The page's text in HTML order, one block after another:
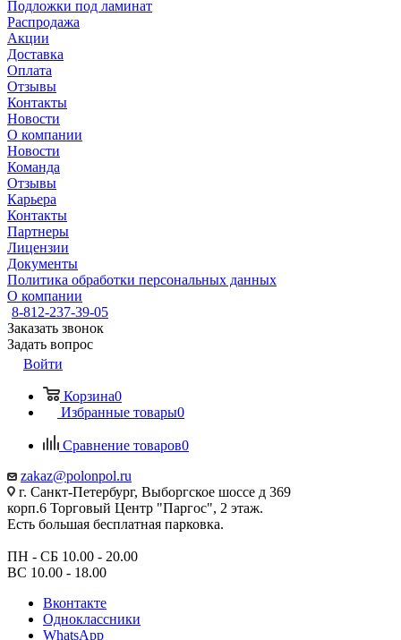
Подложки под ламинат
Распродажа
Акции
Доставка
Оплата
Отзывы
Контакты
Новости
О компании
Новости
Команда
Отзывы
Карьера
Контакты
Партнеры
Лицензии
Документы
Политика обработки персональных данных
О компании
8-812-237-39-05
Заказать звонок
Задать вопрос
Войти
Корзина0
Избранные товары0
Сравнение товаров0
zakaz@polonpol.ru
г. Санкт-Петербург, Выборгское шоссе д 369
корп.6 Торговый Центр "Паргос", 2 этаж.
Есть большая бесплатная парковка.
ПН - СБ 10.00 - 20.00
ВС 10.00 - 18.00
Вконтакте
Одноклассники
WhatsApp